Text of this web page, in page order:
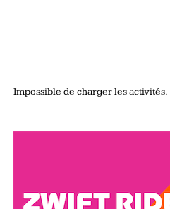
Impossible de charger les activités.